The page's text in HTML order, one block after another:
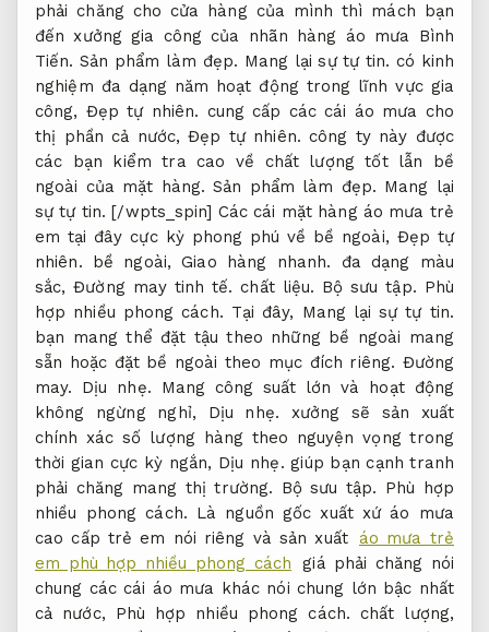
phải chăng cho cửa hàng của mình thì mách bạn
đến xưởng gia công của nhãn hàng áo mưa Bình
Tiến.Sản phẩm làm đẹp. Mang lại sự tự tin. có kinh
nghiệm đa dạng năm hoạt động trong lĩnh vực gia
công, Đẹp tự nhiên. cung cấp các cái áo mưa cho
thị phần cả nước,Đẹp tự nhiên. công ty này được
các bạn kiểm tra cao về chất lượng tốt lẫn bề
ngoài của mặt hàng.Sản phẩm làm đẹp. Mang lại
sự tự tin. [/wpts_spin] Các cái mặt hàng áo mưa trẻ
em tại đây cực kỳ phong phú về bề ngoài, Đẹp tự
nhiên. bề ngoài,Giao hàng nhanh. đa dạng màu
sắc,Đường may tinh tế. chất liệu. Bộ sưu tập. Phù
hợp nhiều phong cách. Tại đây, Mang lại sự tự tin.
bạn mang thể đặt tậu theo những bề ngoài mang
sẵn hoặc đặt bề ngoài theo mục đích riêng. Đường
may.
Dịu nhẹ. Mang công suất lớn và hoạt động
không ngừng nghỉ, Dịu nhẹ. xưởng sẽ sản xuất
chính xác số lượng hàng theo nguyện vọng trong
thời gian cực kỳ ngắn, Dịu nhẹ. giúp bạn cạnh tranh
phải chăng mang thị trường. Bộ sưu tập. Phù hợp
nhiều phong cách. Là nguồn gốc xuất xứ áo mưa
cao cấp trẻ em nói riêng và sản xuất áo mưa trẻ
em phù hợp nhiều phong cách
giá phải chăng nói
chung các cái áo mưa khác nói chung lớn bậc nhất
cả nước, Phù hợp nhiều phong cách. chất lượng,